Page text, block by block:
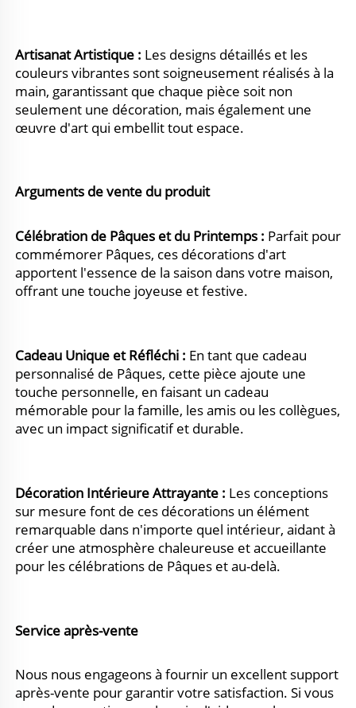
Artisanat Artistique : Les designs détaillés et les
couleurs vibrantes sont soigneusement réalisés à la
main, garantissant que chaque pièce soit non
seulement une décoration, mais également une
œuvre d'art qui embellit tout espace.
Arguments de vente du produit
Célébration de Pâques et du Printemps : Parfait pour
commémorer Pâques, ces décorations d'art
apportent l'essence de la saison dans votre maison,
offrant une touche joyeuse et festive.
Cadeau Unique et Réfléchi : En tant que cadeau
personnalisé de Pâques, cette pièce ajoute une
touche personnelle, en faisant un cadeau
mémorable pour la famille, les amis ou les collègues,
avec un impact significatif et durable.
Décoration Intérieure Attrayante : Les conceptions
sur mesure font de ces décorations un élément
remarquable dans n'importe quel intérieur, aidant à
créer une atmosphère chaleureuse et accueillante
pour les célébrations de Pâques et au-delà.
Service après-vente
Nous nous engageons à fournir un excellent support
après-vente pour garantir votre satisfaction. Si vous